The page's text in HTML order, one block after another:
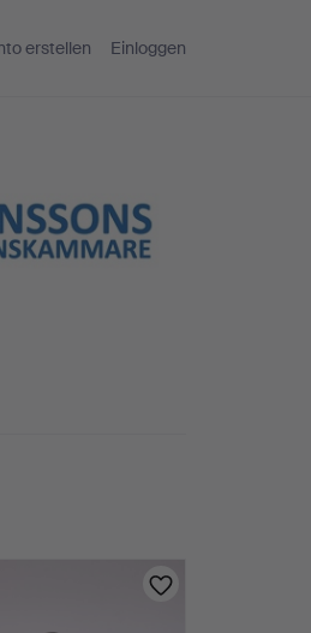
erstellen Einloggen